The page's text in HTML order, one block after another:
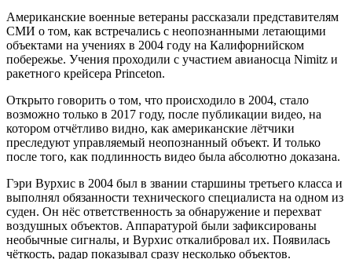
Американские военные ветераны рассказали представителям
СМИ о том, как встречались с неопознанными летающими
объектами на учениях в 2004 году на Калифорнийском
побережье. Учения проходили с участием авианосца Nimitz и
ракетного крейсера Princeton.
Открыто говорить о том, что происходило в 2004, стало
возможно только в 2017 году, после публикации видео, на
котором отчётливо видно, как американские лётчики
преследуют управляемый неопознанный объект. И только
после того, как подлинность видео была абсолютно доказана.
Гэри Вурхис в 2004 был в звании старшины третьего класса и
выполнял обязанности технического специалиста на одном из
суден. Он нёс ответственность за обнаружение и перехват
воздушных объектов. Аппаратурой были зафиксированы
необычные сигналы, и Вурхис откалибровал их. Появилась
чёткость, радар показывал сразу несколько объектов.